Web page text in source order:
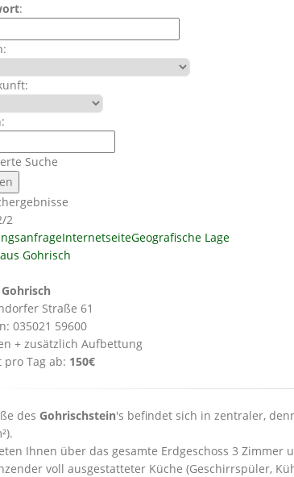
:
Suche
2
InternetseiteGeografische Lage
Gohrisch
Gohrisch
Straße 61
035021 59600
+ zusätzlich Aufbettung
pro Tag ab: 150€
des Gohrischstein's befindet sich in zentraler,
Ihnen über das gesamte Erdgeschoss 3
voll ausgestatteter Küche (Geschirrspüler,